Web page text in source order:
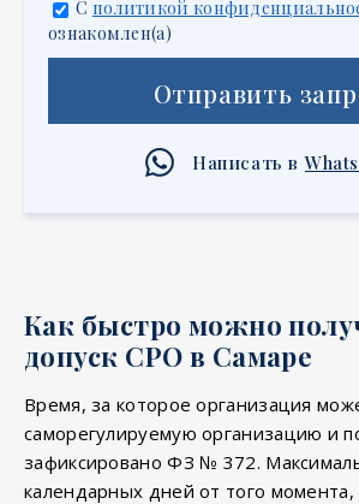
С политикой
ознакомлен(а)
Отправить
Написать в
Как быстро можно
допуск СРО в Самаре
Время, за которое организация
саморегулируемую организацию и
зафиксировано ФЗ № 372.
календарных дней от того момента,